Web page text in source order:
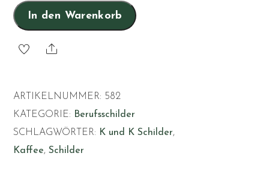
In den Warenkorb
Share
ARTIKELNUMMER: 582
KATEGORIE: Berufsschilder
SCHLAGWÖRTER: K und K Schilder,
Kaffee,Schilder